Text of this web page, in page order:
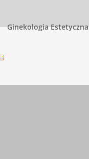
Ginekologia Estetyczna